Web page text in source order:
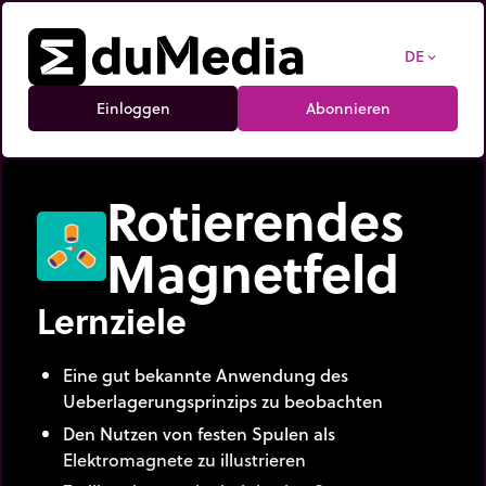
DE expand_more
Einloggen Abonnieren
Rotierendes
Magnetfeld
Lernziele
Eine gut bekannte Anwendung des
Ueberlagerungsprinzips zu beobachten
Den Nutzen von festen Spulen als
Elektromagnete zu illustrieren